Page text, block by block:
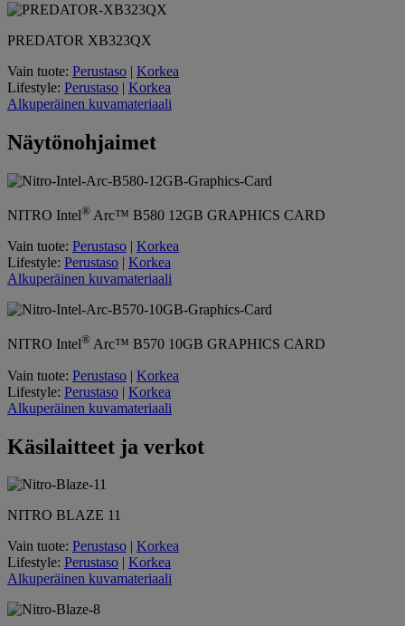
PREDATOR XB323QX
Vain tuote: Perustaso | Korkea
Lifestyle: Perustaso | Korkea
Alkuperäinen kuvamateriaali
Näytönohjaimet
NITRO Intel® Arc™ B580 12GB GRAPHICS CARD
Vain tuote: Perustaso | Korkea
Lifestyle: Perustaso | Korkea
Alkuperäinen kuvamateriaali
NITRO Intel® Arc™ B570 10GB GRAPHICS CARD
Vain tuote: Perustaso | Korkea
Lifestyle: Perustaso | Korkea
Alkuperäinen kuvamateriaali
Käsilaitteet ja verkot
NITRO BLAZE 11
Vain tuote: Perustaso | Korkea
Lifestyle: Perustaso | Korkea
Alkuperäinen kuvamateriaali